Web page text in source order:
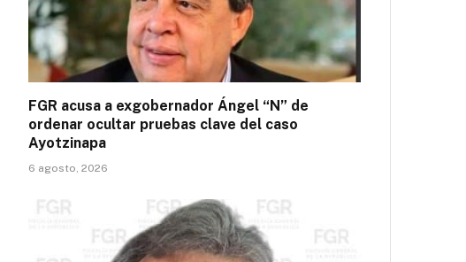
FGR acusa a exgobernador Ángel “N” de
ordenar ocultar pruebas clave del caso
Ayotzinapa
6 agosto, 2026